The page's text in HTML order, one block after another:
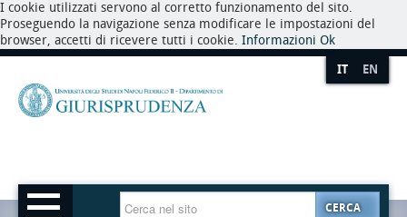
I cookie utilizzati servono al corretto funzionamento del sito.
Proseguendo la navigazione senza modificare le impostazioni del
browser, accetti di ricevere tutti i cookie. Informazioni Ok
IT EN
CERCA